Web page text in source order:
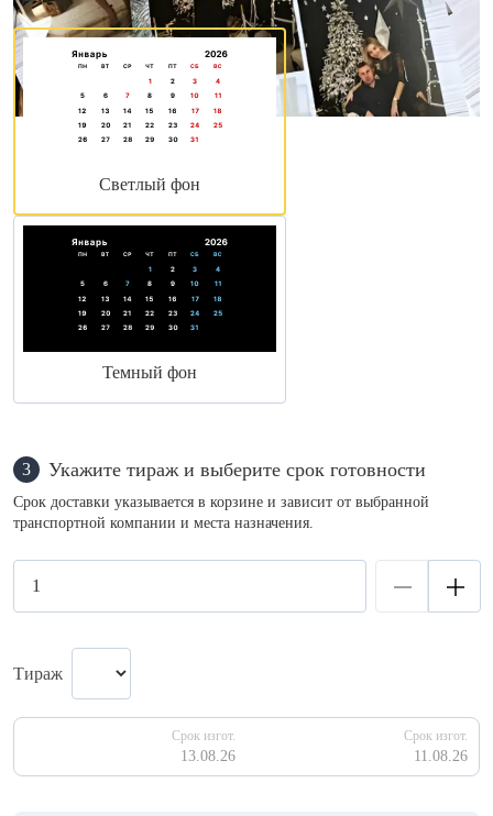
Светлый фон
Темный фон
3 Укажите тираж и выберите срок готовности
Срок доставки указывается в корзине и зависит от выбранной
транспортной компании и места назначения.
Тираж
Срок изгот.
13.08.26
Срок изгот.
11.08.26